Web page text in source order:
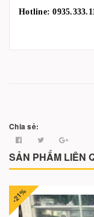
Hotline:
Chia sẻ:
SẢN PHẨM LIÊN
-21%